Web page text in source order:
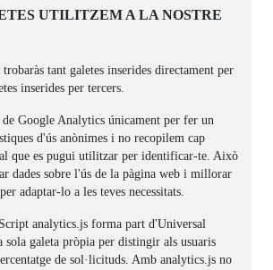
UTILITZEM A LA NOSTRE
tant galetes inserides directament per
inserides per tercers.
Google Analytics únicament per fer un
d'ús anònimes i no recopilem cap
que es pugui utilitzar per identificar-te. Això
dades sobre l'ús de la pàgina web i millorar
adaptar-lo a les teves necessitats.
analytics.js forma part d'Universal
sola galeta pròpia per distingir als usuaris
de sol·licituds. Amb analytics.js no